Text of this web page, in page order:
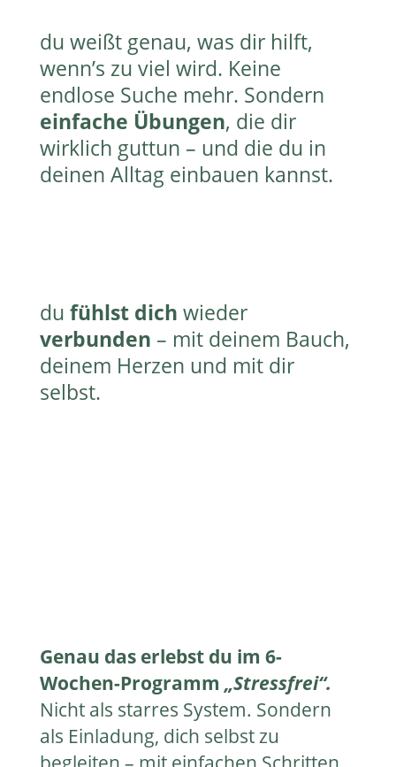
du weißt genau, was dir hilft,
wenn’s zu viel wird. Keine
endlose Suche mehr. Sondern
einfache Übungen, die dir
wirklich guttun – und die du in
deinen Alltag einbauen kannst.
du fühlst dich wieder
verbunden – mit deinem Bauch,
deinem Herzen und mit dir
selbst.
Genau das erlebst du im 6-
Wochen-Programm „Stressfrei“.
Nicht als starres System. Sondern
als Einladung, dich selbst zu